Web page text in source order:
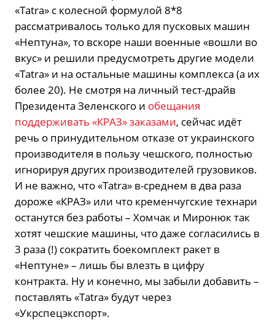
«Tatra» с колесной формулой 8*8
рассматривалось только для пусковых машин
«Нептуна», то вскоре наши военные «вошли во
вкус» и решили предусмотреть другие модели
«Tatra» и на остальные машины комплекса (а их
более 20). Не смотря на личный тест-драйв
Президента Зеленского и обещания
поддерживать «КРАЗ» заказами, сейчас идёт
речь о принудительном отказе от украинского
производителя в пользу чешского, полностью
игнорируя других производителей грузовиков.
И не важно, что «Tatra» в-среднем в два раза
дороже «КРАЗ» или что кременчугские технари
останутся без работы – Хомчак и Миронюк так
хотят чешские машины, что даже согласились в
3 раза (!) сократить боекомплект ракет в
«Нептуне» – лишь бы влезть в цифру
контракта. Ну и конечно, мы забыли добавить –
поставлять «Tatra» будут через
«Укрспецэкспорт».